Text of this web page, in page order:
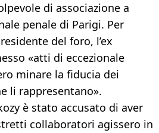
di associazione a
penale di Parigi. Per
del foro, l’ex
«atti di eccezionale
minare la fiducia dei
li rappresentano».
è stato accusato di aver
collaboratori agissero in